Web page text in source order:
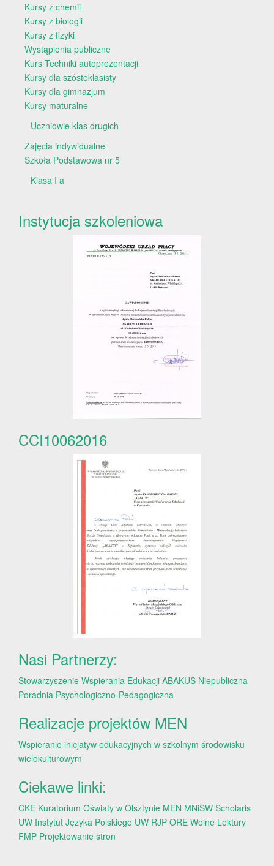
Kursy z chemii
Kursy z biologii
Kursy z fizyki
Wystąpienia publiczne
Kurs Techniki autoprezentacji
Kursy dla szóstoklasisty
Kursy dla gimnazjum
Kursy maturalne
Uczniowie klas drugich
Zajęcia indywidualne
Szkoła Podstawowa nr 5
Klasa I a
Instytucja szkoleniowa
CCI10062016
Nasi Partnerzy:
Stowarzyszenie Wspierania Edukacji ABAKUS Niepubliczna
Poradnia Psychologiczno-Pedagogiczna
Realizacje projektów MEN
Wspieranie inicjatyw edukacyjnych w szkolnym środowisku
wielokulturowym
Ciekawe linki:
CKE Kuratorium Oświaty w Olsztynie MEN MNiSW Scholaris
UW Instytut Języka Polskiego UW RJP ORE Wolne Lektury
FMP Projektowanie stron